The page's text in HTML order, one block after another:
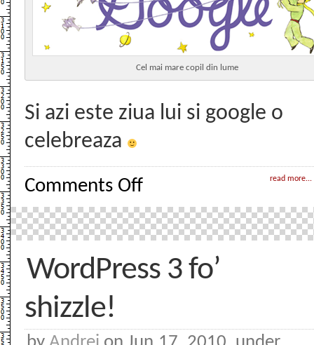
Cel mai mare copil din lume
Si azi este ziua lui si google o
celebreaza
read more...
Comments Offon
mare
copil
din
lume
WordPress 3 fo’
shizzle!